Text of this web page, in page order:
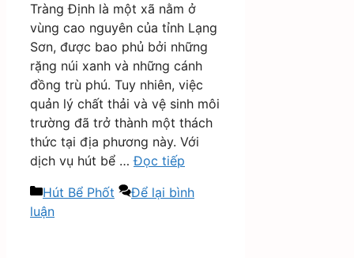
Tràng Định là một xã nằm ở
vùng cao nguyên của tỉnh Lạng
Sơn, được bao phủ bởi những
rặng núi xanh và những cánh
đồng trù phú. Tuy nhiên, việc
quản lý chất thải và vệ sinh môi
trường đã trở thành một thách
thức tại địa phương này. Với
dịch vụ hút bể …Đọc tiếp
Danh
mục
Hút Bể Phốt
Để lại bình
luận